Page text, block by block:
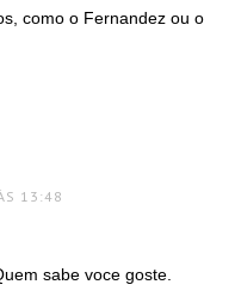
como o Fernandez ou o
13:48
sabe voce goste.